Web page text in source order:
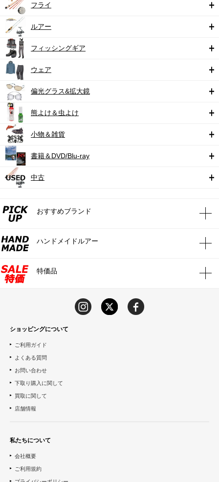
フライ
ルアー
フィッシングギア
ウェア
偏光グラス&拡大鏡
熊よけ＆虫よけ
小物＆雑貨
書籍＆DVD/Blu-ray
中古
おすすめブランド
ハンドメイドルアー
特価品
ショッピングについて
ご利用ガイド
よくある質問
お問い合わせ
下取り購入に関して
買取に関して
店舗情報
私たちについて
会社概要
ご利用規約